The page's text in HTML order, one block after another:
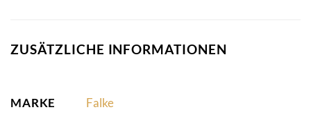
ZUSÄTZLICHE INFORMATIONEN
MARKE Falke